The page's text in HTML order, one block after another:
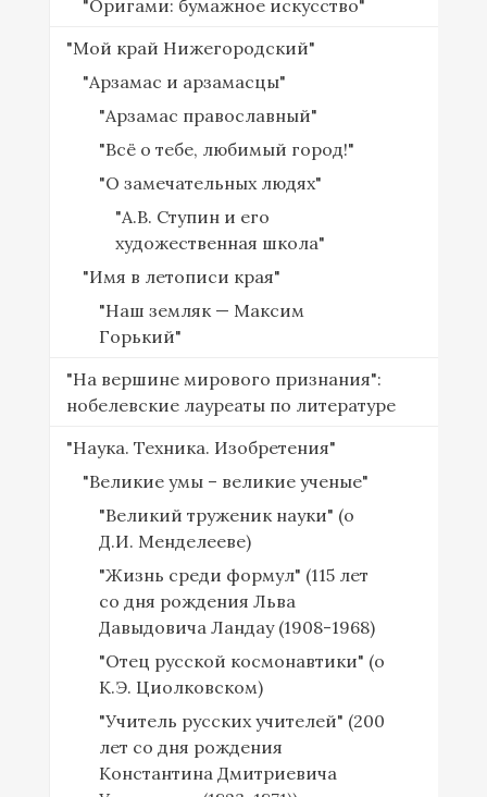
"Оригами: бумажное искусство"
"Мой край Нижегородский"
"Арзамас и арзамасцы"
"Арзамас православный"
"Всё о тебе, любимый город!"
"О замечательных людях"
"А.В. Ступин и его
художественная школа"
"Имя в летописи края"
"Наш земляк — Максим
Горький"
"На вершине мирового признания":
нобелевские лауреаты по литературе
"Наука. Техника. Изобретения"
"Великие умы – великие ученые"
"Великий труженик науки" (о
Д.И. Менделееве)
"Жизнь среди формул" (115 лет
со дня рождения Льва
Давыдовича Ландау (1908-1968)
"Отец русской космонавтики" (о
К.Э. Циолковском)
"Учитель русских учителей" (200
лет со дня рождения
Константина Дмитриевича